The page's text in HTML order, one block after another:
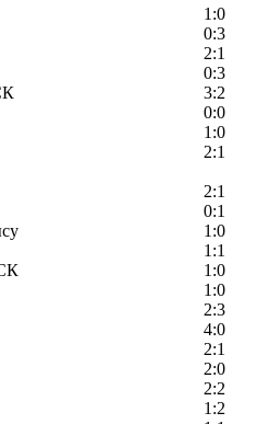
1:0
0:3
2:1
0:3
3:2
0:0
1:0
2:1
2:1
0:1
1:0
1:1
1:0
1:0
2:3
4:0
2:1
2:0
2:2
1:2